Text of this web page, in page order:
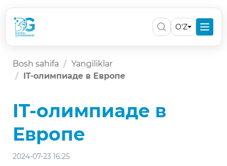
O'Z
Bosh sahifa
Yangiliklar
IT-олимпиаде в Европе
IT-олимпиаде в
Европе
2024-07-23 16:25